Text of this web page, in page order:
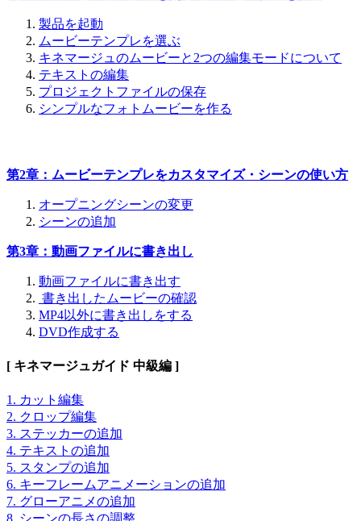
製品を起動
ムービーテンプレを選ぶ
キネマージュのムービーと2つの編集モードについて
テキストの編集
プロジェクトファイルの保存
シンプルなフォトムービーを作る
第2章：ムービーテンプレをカスタマイズ・シーンの使い方
オープニングシーンの変更
シーンの追加
第3章：動画ファイルに書き出し
動画ファイルに書き出す
書き出したムービーの確認
MP4以外に書き出しをする
DVD作成する
[ キネマージュガイド 中級編 ]
1. カット編集
2. クロップ編集
3. ステッカーの追加
4. テキストの追加
5. スタンプの追加
6. キーフレームアニメーションの追加
7. グローアニメの追加